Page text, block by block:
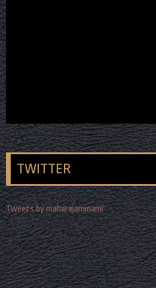
TWITTER
Tweets by maharajaminami